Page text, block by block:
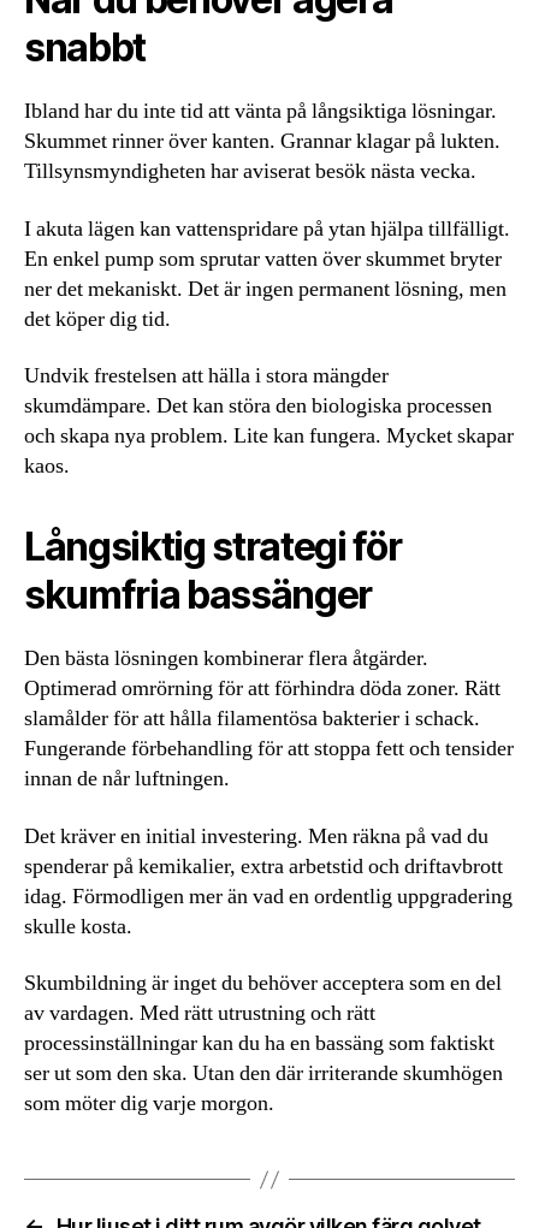
snabbt
Ibland har du inte tid att vänta på långsiktiga lösningar.
Skummet rinner över kanten. Grannar klagar på lukten.
Tillsynsmyndigheten har aviserat besök nästa vecka.
I akuta lägen kan vattenspridare på ytan hjälpa tillfälligt.
En enkel pump som sprutar vatten över skummet bryter
ner det mekaniskt. Det är ingen permanent lösning, men
det köper dig tid.
Undvik frestelsen att hälla i stora mängder
skumdämpare. Det kan störa den biologiska processen
och skapa nya problem. Lite kan fungera. Mycket skapar
kaos.
Långsiktig strategi för
skumfria bassänger
Den bästa lösningen kombinerar flera åtgärder.
Optimerad omrörning för att förhindra döda zoner. Rätt
slamålder för att hålla filamentösa bakterier i schack.
Fungerande förbehandling för att stoppa fett och tensider
innan de når luftningen.
Det kräver en initial investering. Men räkna på vad du
spenderar på kemikalier, extra arbetstid och driftavbrott
idag. Förmodligen mer än vad en ordentlig uppgradering
skulle kosta.
Skumbildning är inget du behöver acceptera som en del
av vardagen. Med rätt utrustning och rätt
processinställningar kan du ha en bassäng som faktiskt
ser ut som den ska. Utan den där irriterande skumhögen
som möter dig varje morgon.